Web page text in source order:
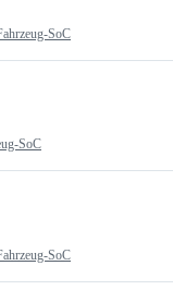
SoC
SoC
SoC